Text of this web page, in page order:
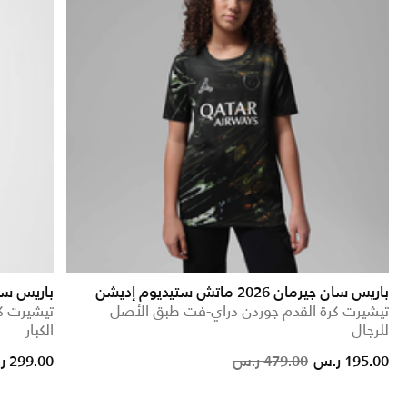
باريس سان جيرمان 2026 ماتش ستيديوم إديشن
تيشيرت كرة القدم جوردن دراي-فت طبق الأصل
للرجال
Price reduced from
479.00 ر.س 195.00 ر.س
باريس سان
الكبار
299.00 ر.س